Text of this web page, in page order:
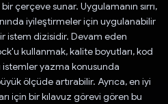
çerçeve sunar. Uygulamanın sırrı,
iyileştirmeler için uygulanabilir
istem dizisidir. Devam eden
kullanmak, kalite boyutları, kod
istemler yazma konusunda
ölçüde artırabilir. Ayrıca, en iyi
için bir kılavuz görevi gören bu